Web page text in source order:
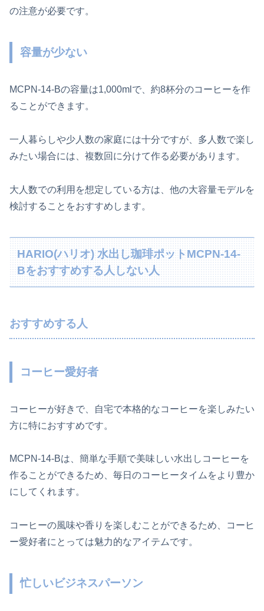
の注意が必要です。
容量が少ない
MCPN-14-Bの容量は1,000mlで、約8杯分のコーヒーを作
ることができます。
一人暮らしや少人数の家庭には十分ですが、多人数で楽し
みたい場合には、複数回に分けて作る必要があります。
大人数での利用を想定している方は、他の大容量モデルを
検討することをおすすめします。
HARIO(ハリオ) 水出し珈琲ポットMCPN-14-
Bをおすすめする人しない人
おすすめする人
コーヒー愛好者
コーヒーが好きで、自宅で本格的なコーヒーを楽しみたい
方に特におすすめです。
MCPN-14-Bは、簡単な手順で美味しい水出しコーヒーを
作ることができるため、毎日のコーヒータイムをより豊か
にしてくれます。
コーヒーの風味や香りを楽しむことができるため、コーヒ
ー愛好者にとっては魅力的なアイテムです。
忙しいビジネスパーソン